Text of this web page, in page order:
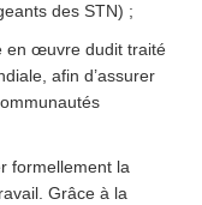
des STN) ;
en œuvre dudit traité
afin d’assurer
formellement la
Grâce à la